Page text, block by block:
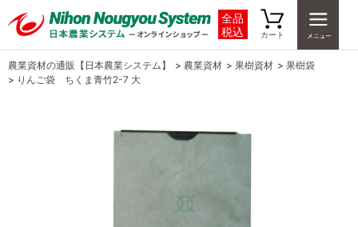
全品
税込
カート
農業資材の通販【日本農業システム】 > 農業資材 > 果樹資材 > 果樹袋
> りんご袋 ちくま青竹2-7 大